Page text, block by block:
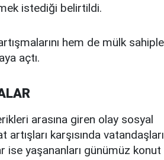
istediği belirtildi.
hem de mülk
açtı.
arasına giren olay sosyal
karşısında
ise yaşananları günümüz konut